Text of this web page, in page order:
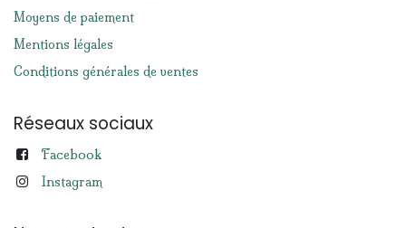
Moyens de paiement
Mentions légales
Conditions générales de ventes
Réseaux sociaux
Facebook
Instagram